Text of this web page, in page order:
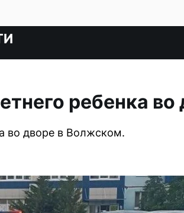
ребенка во
во дворе в Волжском.